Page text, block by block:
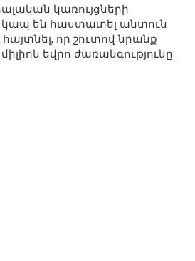
կառույցների
են հաստատել անտուն
որ շուտով նրանք
եվրո ժառանգությունը: